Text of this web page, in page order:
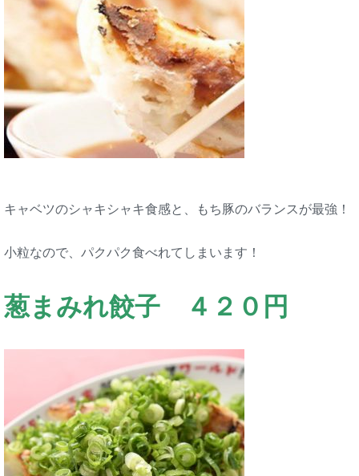
キャベツのシャキシャキ食感と、もち豚のバランスが最強！
小粒なので、パクパク食べれてしまいます！
葱まみれ餃子 ４２０円